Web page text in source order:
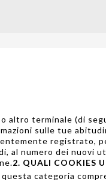
altro terminale (di
sulle tue
registrato,
al numero dei nuovi
2. QUALI COOKIES
categoria